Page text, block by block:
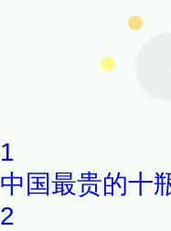
1
中国最贵的十
2